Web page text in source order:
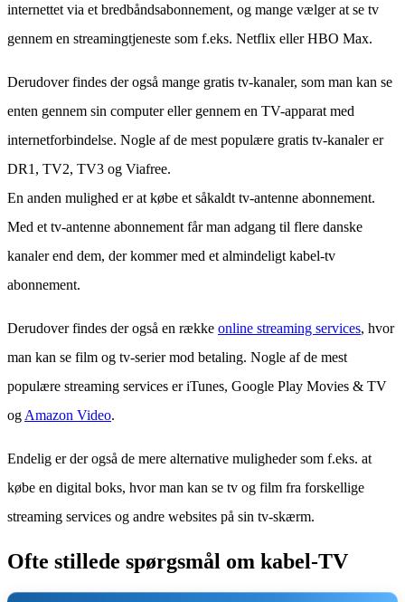
internettet via et bredbåndsabonnement, og mange vælger at se tv
gennem en streamingtjeneste som f.eks. Netflix eller HBO Max.
Derudover findes der også mange gratis tv-kanaler, som man kan se
enten gennem sin computer eller gennem en TV-apparat med
internetforbindelse. Nogle af de mest populære gratis tv-kanaler er
DR1, TV2, TV3 og Viafree.
En anden mulighed er at købe et såkaldt tv-antenne abonnement.
Med et tv-antenne abonnement får man adgang til flere danske
kanaler end dem, der kommer med et almindeligt kabel-tv
abonnement.
Derudover findes der også en række online streaming services, hvor
man kan se film og tv-serier mod betaling. Nogle af de mest
populære streaming services er iTunes, Google Play Movies & TV
og Amazon Video.
Endelig er der også de mere alternative muligheder som f.eks. at
købe en digital boks, hvor man kan se tv og film fra forskellige
streaming services og andre websites på sin tv-skærm.
Ofte stillede spørgsmål om kabel-TV